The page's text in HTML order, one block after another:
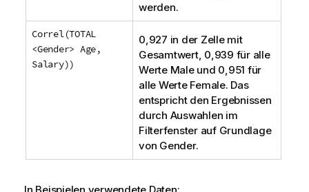
werden.
Correl(TOTAL
<Gender> Age,
Salary))
0,927 in der Zelle mit
Gesamtwert, 0,939 für alle
Werte Maleund 0,951 für
alle Werte Female. Das
entspricht den Ergebnissen
durch Auswahlen im
Filterfenster auf Grundlage
von Gender.